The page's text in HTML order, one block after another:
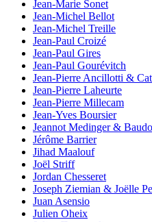
Jean-Marie Sonet
Jean-Michel Bellot
Jean-Michel Treille
Jean-Paul Croizé
Jean-Paul Gires
Jean-Paul Gourévitch
Jean-Pierre Ancillotti &
Jean-Pierre Laheurte
Jean-Pierre Millecam
Jean-Yves Boursier
Jeannot Medinger &
Jérôme Barrier
Jihad Maalouf
Joël Striff
Jordan Chesseret
Joseph Ziemian & Joëlle
Juan Asensio
Julien Oheix